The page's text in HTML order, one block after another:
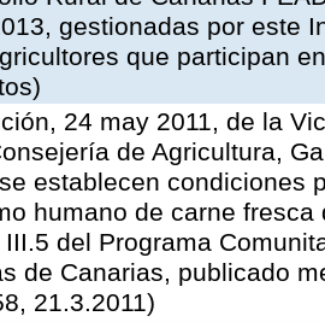
gestionadas por este
que participan
24 may 2011, de la
de Agricultura,
establecen condiciones
humano de carne
del Programa
de Canarias, publicado
21.3.2011)